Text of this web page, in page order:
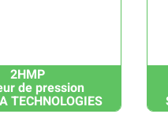
2HMP
de pression
TECHNOLOGIES